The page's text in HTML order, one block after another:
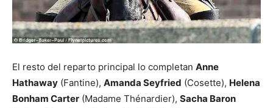
El resto del reparto principal lo completan Anne
Hathaway (Fantine), Amanda Seyfried (Cosette), Helena
Bonham Carter (Madame Thénardier), Sacha Baron